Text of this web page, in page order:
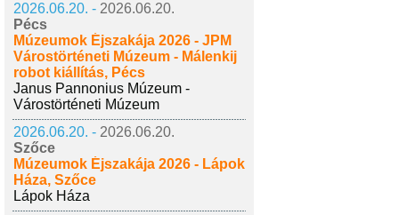
2026.06.20. - 2026.06.20.
Pécs
Múzeumok Éjszakája 2026 - JPM
Várostörténeti Múzeum - Málenkij
robot kiállítás, Pécs
Janus Pannonius Múzeum -
Várostörténeti Múzeum
2026.06.20. - 2026.06.20.
Szőce
Múzeumok Éjszakája 2026 - Lápok
Háza, Szőce
Lápok Háza